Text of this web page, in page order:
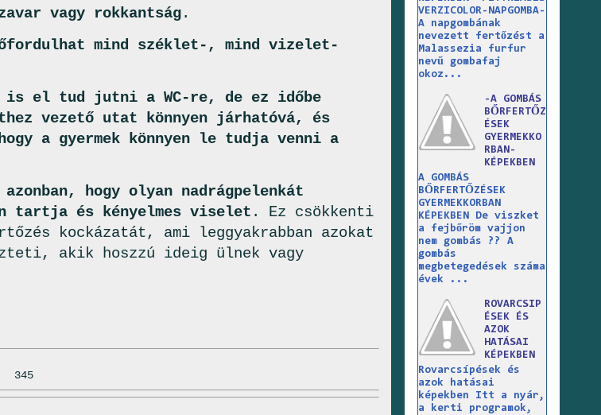
vagy rokkantság.
mind széklet-, mind vizelet-
is el tud jutni a WC-re, de ez időbe
vezető utat könnyen járhatóvá, és
a gyermek könnyen le tudja venni a
hogy olyan nadrágpelenkát
tartja és kényelmes viselet . Ez csökkenti
kockázatát, ami leggyakrabban azokat
akik hoszzú ideig ülnek vagy
345
VERZICOLOR-NAPGOMBA-
A napgombának
nevezett fertőzést a
Malassezia furfur
nevű gombafaj
okoz...
-A GOMBÁS
BŐRFERTŐZ
ÉSEK
GYERMEKKO
RBAN-
KÉPEKBEN
A GOMBÁS
BŐRFERTŐZÉSEK
GYERMEKKORBAN
KÉPEKBEN De viszket
a fejbőröm vajjon
nem gombás ?? A
gombás
megbetegedések száma
évek ...
ROVARCSIP
ÉSEK ÉS
AZOK
HATÁSAI
KÉPEKBEN
Rovarcsípések és
azok hatásai
képekben Itt a nyár,
a kerti programok,